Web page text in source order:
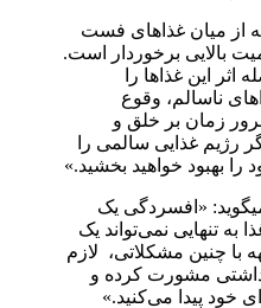
از میان غذاهای فست
بالایی برخوردار است.
این غذاها را
ناسالم، وقوع
زمان بر خلق و
رژیم غذایی سالمی را
را بهبود خواهید بخشید.»
«افسردگی یک
تنهایی نمی‌تواند یک
با چنین مشکلاتی، لازم
مشورت کرده و
خود پیدا می‌کنید.»